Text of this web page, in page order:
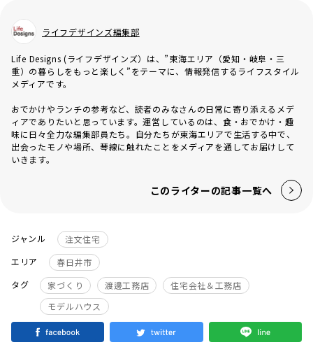
ライフデザインズ編集部
Life Designs (ライフデザインズ）は、”東海エリア（愛知・岐阜・三
重）の暮らしをもっと楽しく”をテーマに、情報発信するライフスタイル
メディアです。
おでかけやランチの参考など、読者のみなさんの日常に寄り添えるメデ
ィアでありたいと思っています。運営しているのは、食・おでかけ・趣
味に日々全力な編集部員たち。自分たちが東海エリアで生活する中で、
出会ったモノや場所、琴線に触れたことをメディアを通してお届けして
いきます。
このライターの記事一覧へ
ジャンル
注文住宅
エリア
春日井市
タグ
家づくり 渡邊工務店
住宅会社＆工務店
モデルハウス